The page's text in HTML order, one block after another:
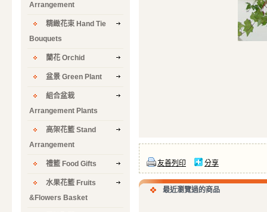
Arrangement
精緻花束 Hand Tie
Bouquets
蘭花 Orchid
盆景 Green Plant
組合盆栽
Arrangement Plants
高架花籃 Stand
Arrangement
禮籃 Food Gifts
水果花籃 Fruits
&Flowers Basket
友善列印 分享
最近瀏覽過的商品